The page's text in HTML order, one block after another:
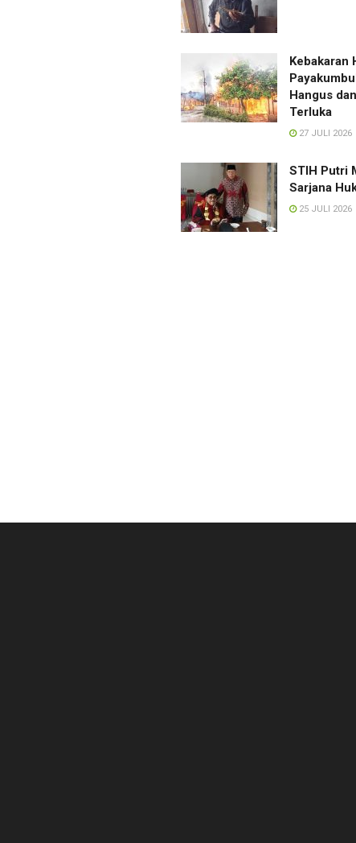
Kebakaran
Hangus
Terluka
27 JULI 2026
STIH Putri
Sarjana
25 JULI 2026